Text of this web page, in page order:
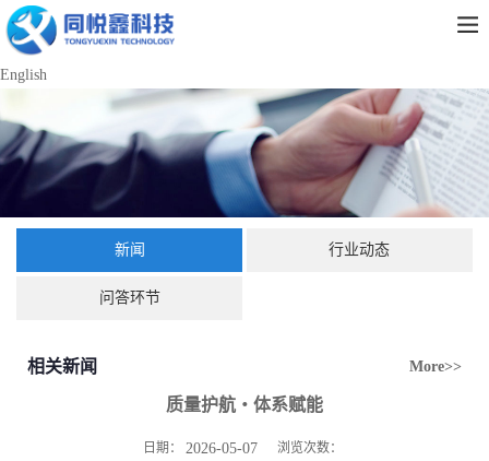
English
新闻 行业动态
问答环节
相关新闻 More>>
质量护航・体系赋能
日期： 2026-05-07 浏览次数：